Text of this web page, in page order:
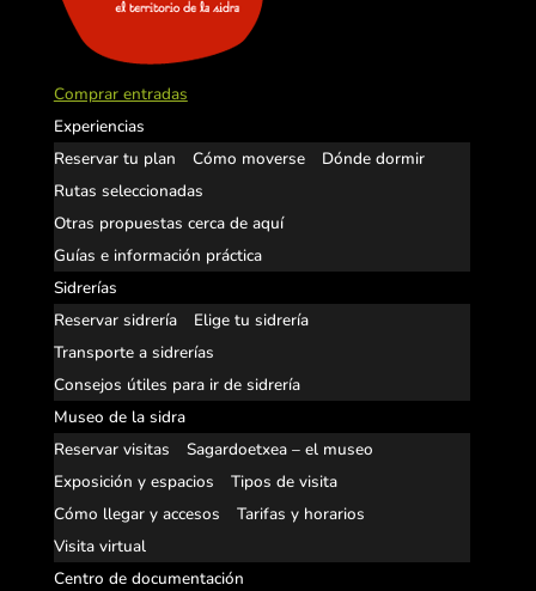
Comprar entradas
Experiencias
Reservar tu plan
Cómo moverse
Dónde dormir
Rutas seleccionadas
Otras propuestas cerca de aquí
Guías e información práctica
Sidrerías
Reservar sidrería
Elige tu sidrería
Transporte a sidrerías
Consejos útiles para ir de sidrería
Museo de la sidra
Reservar visitas
Sagardoetxea – el museo
Exposición y espacios
Tipos de visita
Cómo llegar y accesos
Tarifas y horarios
Visita virtual
Centro de documentación